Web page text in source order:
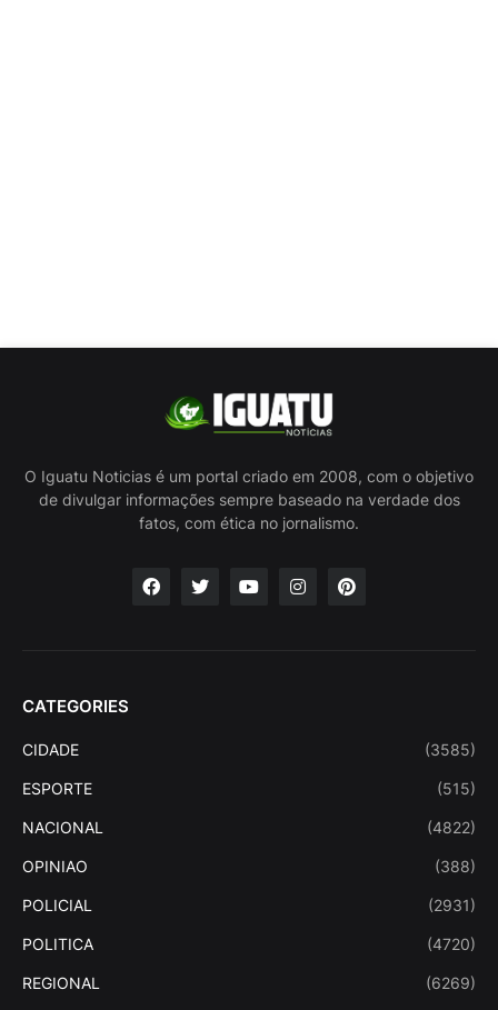
O Iguatu Noticias é um portal criado em 2008, com o objetivo
de divulgar informações sempre baseado na verdade dos
fatos, com ética no jornalismo.
CATEGORIES
CIDADE (3585)
ESPORTE (515)
NACIONAL (4822)
OPINIAO (388)
POLICIAL (2931)
POLITICA (4720)
REGIONAL (6269)